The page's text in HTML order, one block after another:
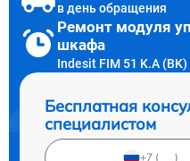
в день обращения
Ремонт модуля
шкафа
Indesit FIM 51 K.A
Бесплатная
специалистом